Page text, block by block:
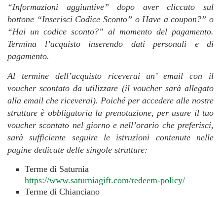
“Informazioni aggiuntive” dopo aver cliccato sul
bottone “Inserisci Codice Sconto” o Have a coupon?” o
“Hai un codice sconto?” al momento del pagamento.
Termina l’acquisto inserendo dati personali e di
pagamento.
Al termine dell’acquisto riceverai un’ email con il
voucher scontato da utilizzare (il voucher sarà allegato
alla email che riceverai). Poiché per accedere alle nostre
strutture è obbligatoria la prenotazione, per usare il tuo
voucher scontato nel giorno e nell’orario che preferisci,
sarà sufficiente seguire le istruzioni contenute nelle
pagine dedicate delle singole strutture:
Terme di Saturnia
https://www.saturniagift.com/redeem-policy/
Terme di Chianciano